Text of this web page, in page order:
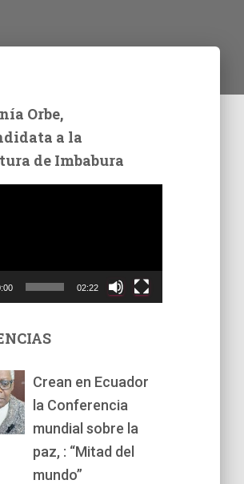
Orbe,
a la
de Imbabura
02:22
Crean en Ecuador
la Conferencia
mundial sobre la
paz, : “Mitad del
mundo”